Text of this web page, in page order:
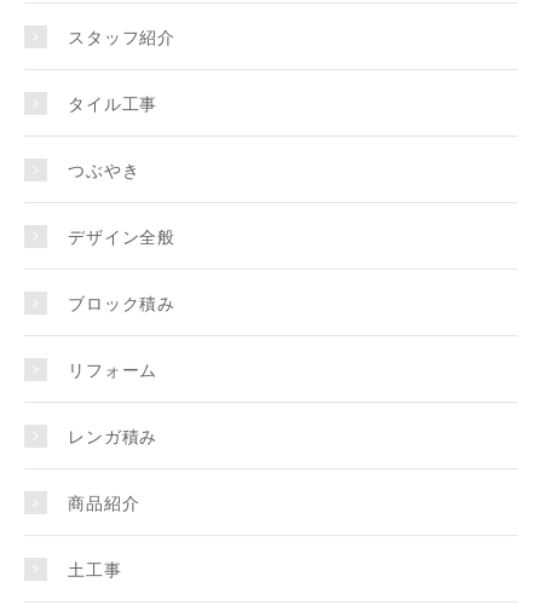
スタッフ紹介
タイル工事
つぶやき
デザイン全般
ブロック積み
リフォーム
レンガ積み
商品紹介
土工事